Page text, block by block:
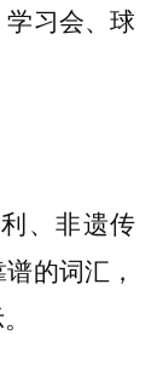
习会、球
、非遗传
的词汇，